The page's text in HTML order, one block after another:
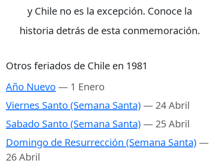
y Chile no es la excepción. Conoce la
historia detrás de esta conmemoración.
Otros feriados de Chile en 1981
Año Nuevo — 1 Enero
Viernes Santo (Semana Santa)— 24 Abril
Sabado Santo (Semana Santa)— 25 Abril
Domingo de Resurrección (Semana Santa)—
26 Abril